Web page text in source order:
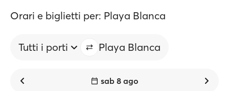
Orari e biglietti per: Playa Blanca
Tutti i porti Playa Blanca
sab 8 ago